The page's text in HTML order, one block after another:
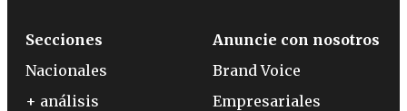
Secciones
Nacionales
+ análisis
Anuncie con nosotros
Brand Voice
Empresariales